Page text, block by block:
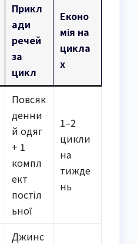
Прикл
ади
речей
за
цикл
Еконо
мія на
цикла
х
Повсяк
денни
й одяг
+ 1
компл
ект
постіл
ьної
1–2
цикли
на
тижде
нь
Джинс